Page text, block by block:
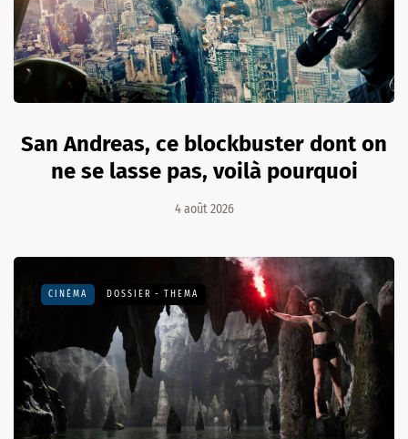
San Andreas, ce blockbuster dont on
ne se lasse pas, voilà pourquoi
4 août 2026
CINÉMA DOSSIER - THEMA